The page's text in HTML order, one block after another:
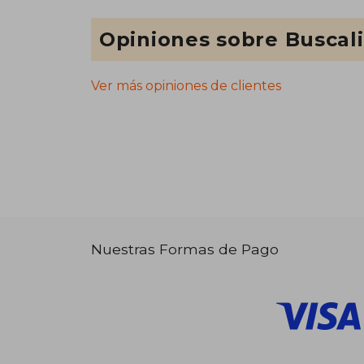
Opiniones sobre
Ver más opiniones de clientes
Nuestras Formas de Pago